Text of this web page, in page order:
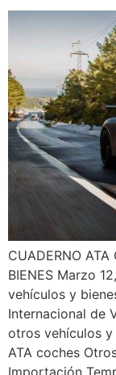
CUADERNO ATA
BIENES Marzo
vehículos y
Internacional de
otros vehículos y
ATA coches
Importación